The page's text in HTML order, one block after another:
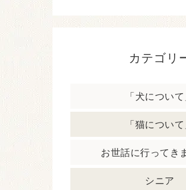
カテゴリー
「犬について